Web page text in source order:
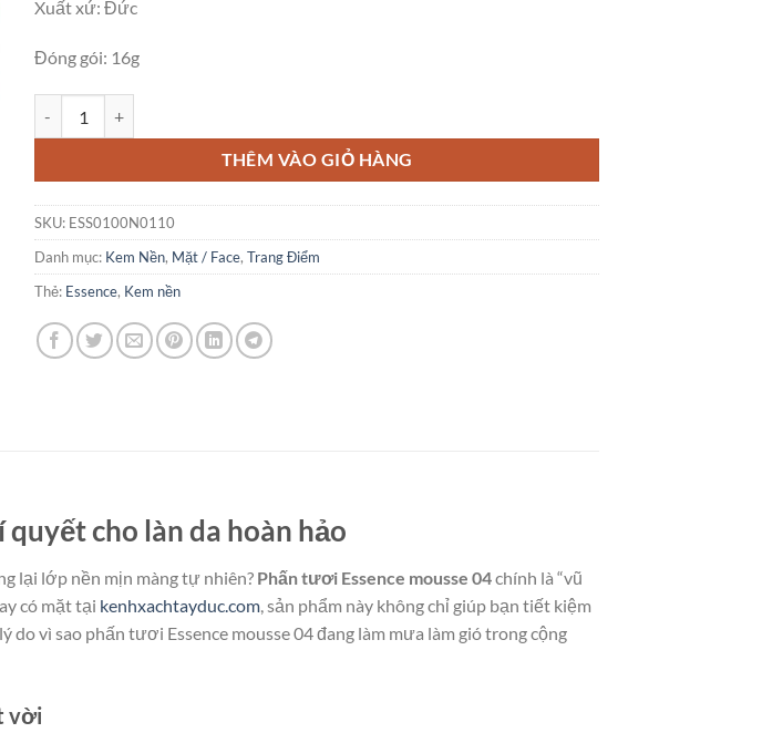
Xuất xứ: Đức
Đóng gói: 16g
THÊM VÀO GIỎ HÀNG
SKU: ESS0100N0110
Danh mục: Kem Nền, Mặt / Face, Trang Điểm
Thẻ: Essence, Kem nền
cho làn da hoàn hảo
lại lớp nền mịn màng tự nhiên? Phấn tươi Essence mousse 04chính là “vũ
có mặt tại kenhxachtayduc.com, sản phẩm này không chỉ giúp bạn tiết kiệm
vì sao phấn tươi Essence mousse 04 đang làm mưa làm gió trong cộng
vời